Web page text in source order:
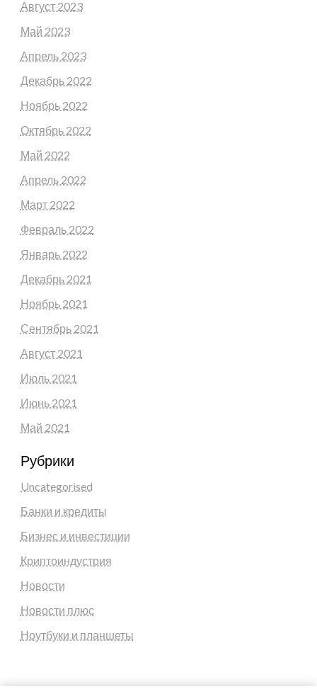
Август 2023
Май 2023
Апрель 2023
Декабрь 2022
Ноябрь 2022
Октябрь 2022
Май 2022
Апрель 2022
Март 2022
Февраль 2022
Январь 2022
Декабрь 2021
Ноябрь 2021
Сентябрь 2021
Август 2021
Июль 2021
Июнь 2021
Май 2021
Рубрики
Uncategorised
Банки и кредиты
Бизнес и инвестиции
Криптоиндустрия
Новости
Новости плюс
Ноутбуки и планшеты